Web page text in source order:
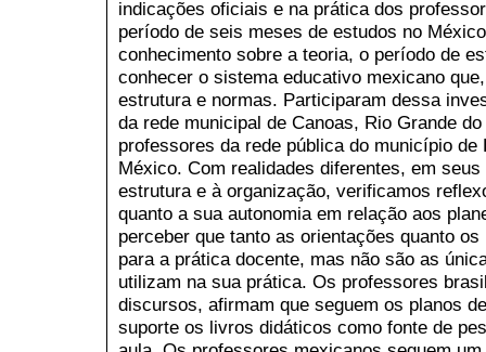
indicações oficiais e na prática dos
período de seis meses de estudos no
conhecimento sobre a teoria, o período de
conhecer o sistema educativo mexicano
estrutura e normas. Participaram dessa
da rede municipal de Canoas, Rio Grande
professores da rede pública do município de
México. Com realidades diferentes, em
estrutura e à organização, verificamos
quanto a sua autonomia em relação aos
perceber que tanto as orientações quanto
para a prática docente, mas não são as
utilizam na sua prática. Os professores
discursos, afirmam que seguem os planos
suporte os livros didáticos como fonte de